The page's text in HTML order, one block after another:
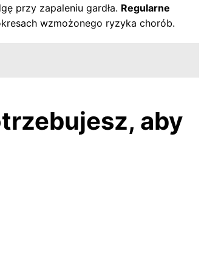
przy zapaleniu gardła. Regularne
wzmożonego ryzyka chorób.
aby